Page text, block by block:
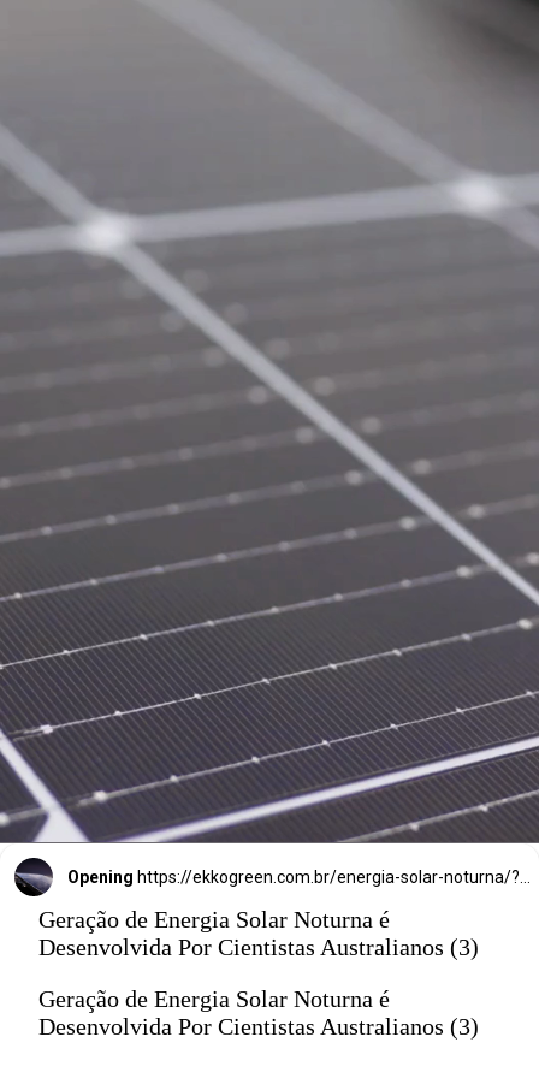
irradiado pelo
planeta terra
com luz
infravermelha.
Opening
Geração de Energia Solar Noturna é
Desenvolvida Por Cientistas Australianos (3)
Geração de Energia Solar Noturna é
Desenvolvida Por Cientistas Australianos (3)